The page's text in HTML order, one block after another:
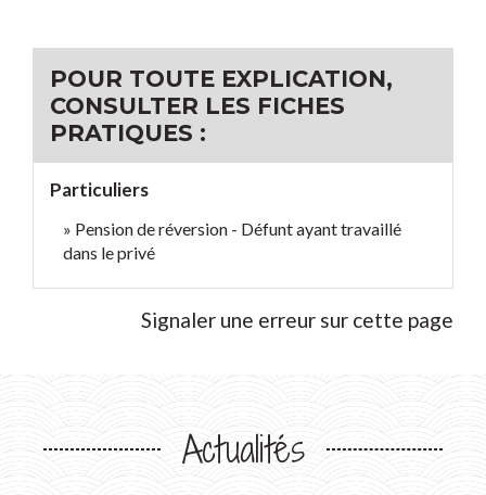
POUR TOUTE EXPLICATION,
CONSULTER LES FICHES
PRATIQUES :
Particuliers
Pension de réversion - Défunt ayant travaillé
dans le privé
Signaler une erreur sur cette page
Actualités